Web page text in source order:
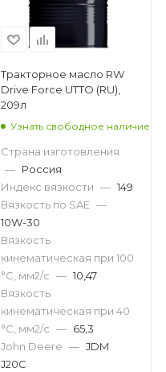
Тракторное масло RW
Drive Force UTTO (RU),
209л
Узнать свободное наличие
Страна изготовления
— Россия
Индекс вязкости — 149
Вязкость по SAE —
10W-30
Вязкость
кинематическая при 100
°С, мм2/с — 10,47
Вязкость
кинематическая при 40
°С, мм2/с — 65,3
John Deere — JDM
J20C